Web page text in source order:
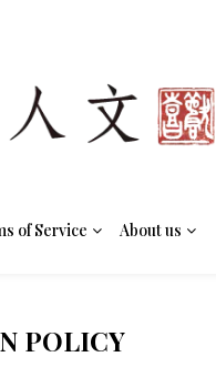
of Service About us
POLICY